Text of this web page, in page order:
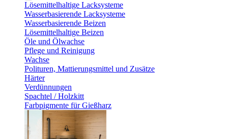
Lösemittelhaltige Lacksysteme
Wasserbasierende Lacksysteme
Wasserbasierende Beizen
Lösemittelhaltige Beizen
Öle und Ölwachse
Pflege und Reinigung
Wachse
Polituren, Mattierungsmittel und Zusätze
Härter
Verdünnungen
Spachtel / Holzkitt
Farbpigmente für Gießharz